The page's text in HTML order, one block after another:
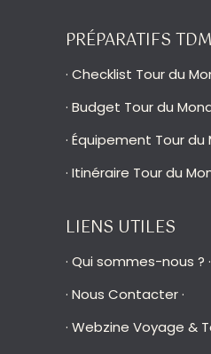
PRÉPARATIFS TDM
· Checklist Tour du
· Budget Tour du
· Équipement Tour du
· Itinéraire Tour du
LIENS UTILES
· Qui sommes-nous ? ·
· Nous Contacter·
· Webzine Voyage &